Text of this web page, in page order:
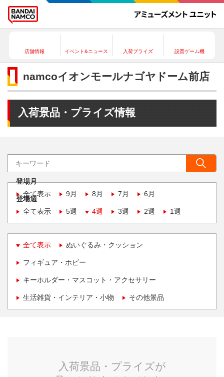
店舗情報 イベント&ニュース 入荷プライズ 設置ゲーム機
namcoイオンモールナゴヤドーム前店
入荷景品・プライズ情報
登場月
全て表示
9月 8月 7月 6月
登場週
全て表示
5週 4週 3週 2週 1週
全て表示 ぬいぐるみ・クッション
フィギュア・ホビー
キーホルダー・マスコット・アクセサリー
生活雑貨・インテリア・小物 その他景品